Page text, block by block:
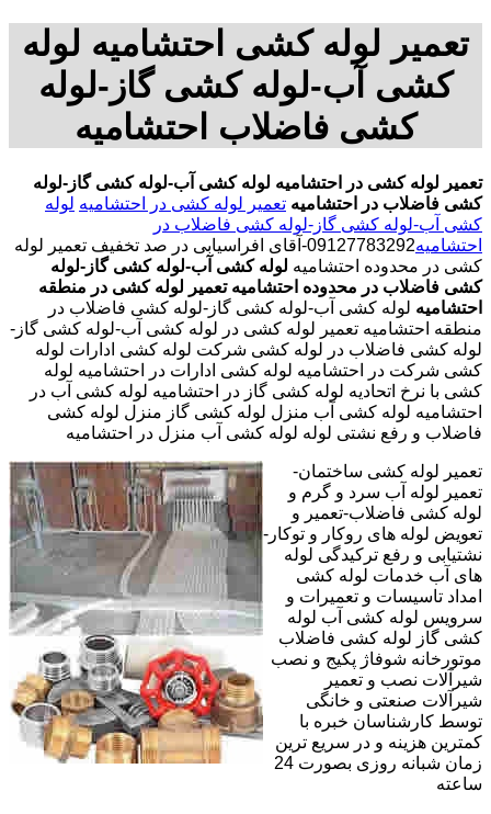
تعمیر لوله کشی احتشامیه لوله
کشی آب-لوله کشی گاز-لوله
کشی فاضلاب احتشامیه
تعمیر لوله کشی در احتشامیه لوله کشی آب-لوله کشی گاز-لوله
کشی فاضلاب در احتشامیه تعمیر لوله کشی در احتشامیه لوله
کشی آب-لوله کشی گاز-لوله کشی فاضلاب در
احتشامیه
09127783292-آقای افراسیابی در صد تخفیف تعمیر لوله
کشی در محدوده احتشامیه لوله کشی آب-لوله کشی گاز-لوله
کشی فاضلاب در محدوده احتشامیه تعمیر لوله کشی در منطقه
احتشامیه لوله کشی آب-لوله کشی گاز-لوله کشی فاضلاب در
منطقه احتشامیه تعمیر لوله کشی در لوله کشی آب-لوله کشی گاز-
لوله کشی فاضلاب در لوله کشی شرکت لوله کشی ادارات لوله
کشی شرکت در احتشامیه لوله کشی ادارات در احتشامیه لوله
کشی با نرخ اتحادیه لوله کشی گاز در احتشامیه لوله کشی آب در
احتشامیه لوله کشی آب منزل لوله کشی گاز منزل لوله کشی
فاضلاب و رفع نشتی لوله لوله کشی آب منزل در احتشامیه
تعمیر لوله کشی ساختمان-
تعمیر لوله آب سرد و گرم و
لوله کشی فاضلاب-تعمیر و
تعویض لوله های روکار و توکار-
نشتیابی و رفع ترکیدگی لوله
های آب خدمات لوله کشی
امداد تاسیسات و تعمیرات و
سرویس لوله کشی آب لوله
کشی گاز لوله کشی فاضلاب
موتورخانه شوفاژ پکیج و نصب
شیرآلات نصب و تعمیر
شیرآلات صنعتی و خانگی
توسط کارشناسان خبره با
کمترین هزینه و در سریع ترین
زمان شبانه روزی بصورت 24
ساعته